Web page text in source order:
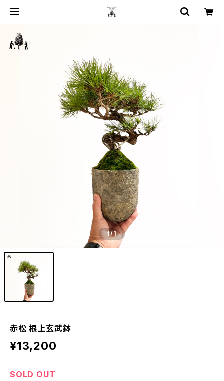
1/1
赤松 根上玄武鉢
¥13,200
SOLD OUT